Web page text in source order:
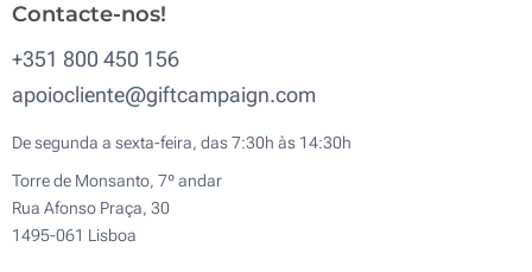
Contacte-nos!
+351 800 450 156
apoiocliente@giftcampaign.com
De segunda a sexta-feira, das 7:30h às 14:30h
Torre de Monsanto, 7º andar
Rua Afonso Praça, 30
1495-061 Lisboa